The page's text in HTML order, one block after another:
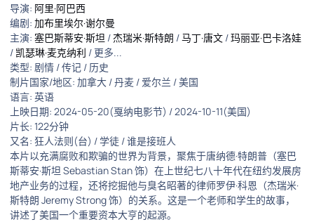
导演: 阿里·阿巴西
编剧: 加布里埃尔·谢尔曼
主演: 塞巴斯蒂安·斯坦 / 杰瑞米·斯特朗 /马丁·唐文 /玛丽亚·巴卡洛娃
/ 凯瑟琳·麦克纳利 / 更多...
类型: 剧情 / 传记 / 历史
制片国家/地区: 加拿大 / 丹麦 / 爱尔兰 / 美国
语言: 英语
上映日期: 2024-05-20(戛纳电影节) / 2024-10-11(美国)
片长: 122分钟
又名: 狂人法则(台) / 学徒 / 谁是接班人
本片以充满腐败和欺骗的世界为背景，聚焦于唐纳德·特朗普（塞巴
斯蒂安·斯坦 Sebastian Stan 饰）在上世纪七八十年代在纽约发展房
地产业务的过程，还将挖掘他与臭名昭著的律师罗伊·科恩（杰瑞米·
斯特朗 Jeremy Strong 饰）的关系。这是一个老师和学生的故事，
讲述了美国一个重要资本大亨的起源。